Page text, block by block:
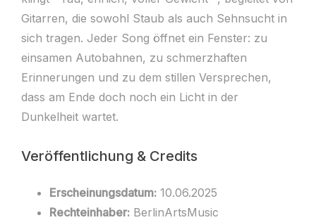
Gitarren, die sowohl Staub als auch Sehnsucht in
sich tragen. Jeder Song öffnet ein Fenster: zu
einsamen Autobahnen, zu schmerzhaften
Erinnerungen und zu dem stillen Versprechen,
dass am Ende doch noch ein Licht in der
Dunkelheit wartet.
Veröffentlichung & Credits
Erscheinungsdatum: 10.06.2025
Rechteinhaber: BerlinArtsMusic